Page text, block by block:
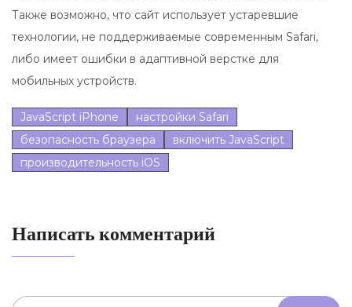
Также возможно, что сайт использует устаревшие
технологии, не поддерживаемые современным Safari,
либо имеет ошибки в адаптивной верстке для
мобильных устройств.
JavaScript iPhone
настройки Safari
безопасность браузера
включить JavaScript
производительность iOS
Написать комментарий